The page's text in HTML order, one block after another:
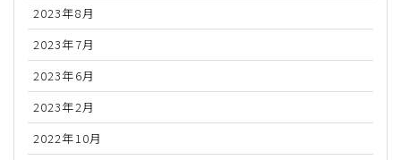
2023年8月
2023年7月
2023年6月
2023年2月
2022年10月